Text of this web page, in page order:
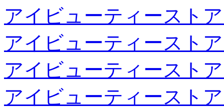
アイビューティースト
アイビューティースト
アイビューティースト
アイビューティースト